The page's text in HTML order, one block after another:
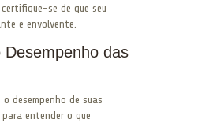
se de que seu
e envolvente.
Desempenho das
desempenho de suas
entender o que